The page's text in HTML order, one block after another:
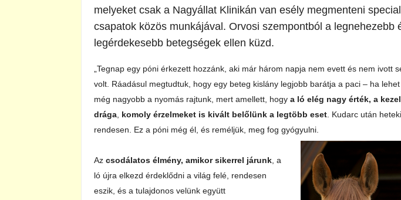
melyeket csak a Nagyállat Klinikán van esély megmenteni
csapatok közös munkájával. Orvosi szempontból a legnehezebb
legérdekesebb betegségek ellen küzd.
„Tegnap egy póni érkezett hozzánk, aki már három napja nem evett és nem ivott
volt. Ráadásul megtudtuk, hogy egy beteg kislány legjobb barátja a paci – ha
még nagyobb a nyomás rajtunk, mert amellett, hogy a ló elég nagy érték, a
drága komoly érzelmeket is kivált belőlünk a legtöbb eset . Kudarc után
rendesen. Ez a póni még él, és reméljük, meg fog gyógyulni.
Az csodálatos élmény, amikor sikerrel járunk , a
ló újra elkezd érdeklődni a világ felé, rendesen
eszik, és a tulajdonos velünk együtt